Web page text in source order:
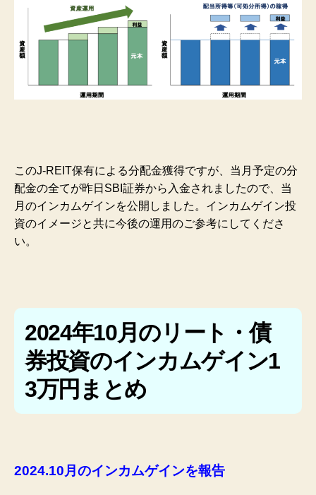
このJ-REIT保有による分配金獲得ですが、当月予定の分
配金の全てが昨日SBI証券から入金されましたので、当
月のインカムゲインを公開しました。インカムゲイン投
資のイメージと共に今後の運用のご参考にしてくださ
い。
2024年10月のリート・債
券投資のインカムゲイン1
3万円まとめ
2024.10月のインカムゲインを報告